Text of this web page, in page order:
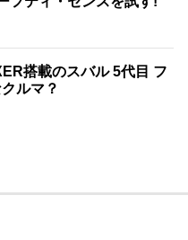
搭載のスバル 5代目 フ
ルマ？